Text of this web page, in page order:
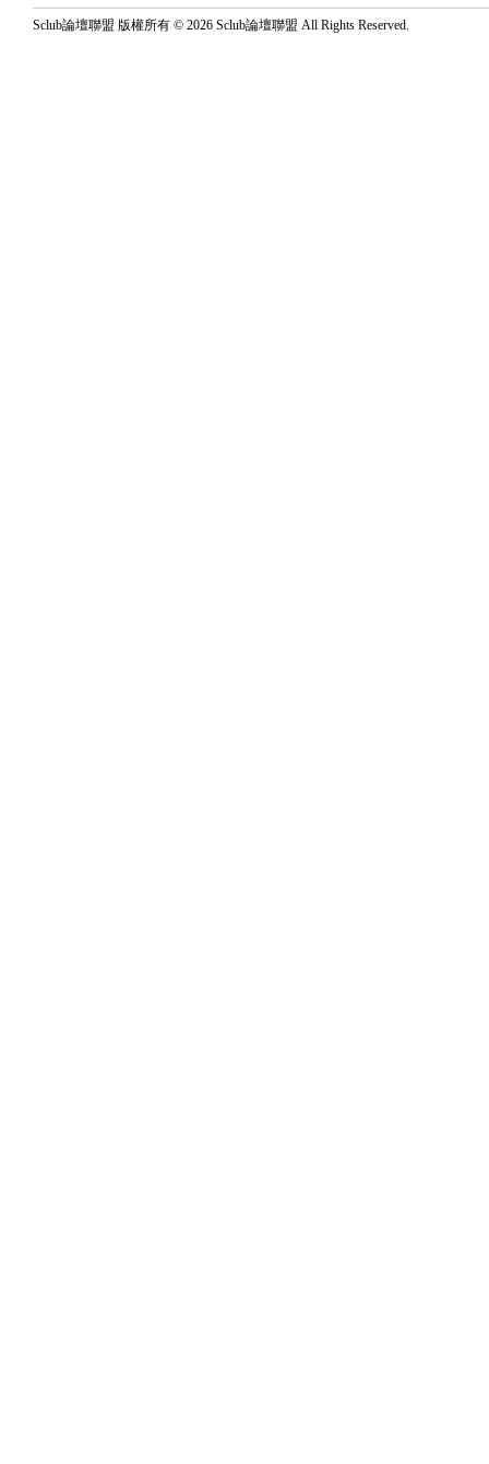
Sclub論壇聯盟 版權所有 © 2026 Sclub論壇聯盟 All Rights Reserved.